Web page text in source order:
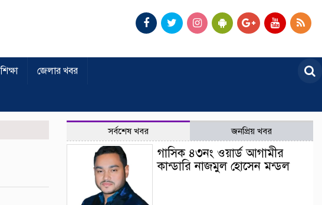
শিক্ষা জেলার খবর
সর্বশেষ খবর জনপ্রিয় খবর
গাসিক ৪৩নং ওয়ার্ড আগামীর
কান্ডারি নাজমুল হোসেন মন্ডল